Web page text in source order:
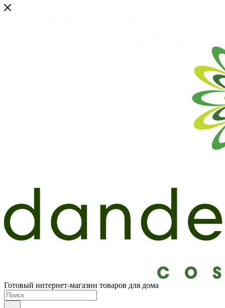
Готовый интернет-магазин товаров для дома